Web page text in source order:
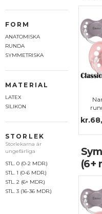
FORM
ANATOMISKA
RUNDA
SYMMETRISKA
MATERIAL
LATEX
SILIKON
STORLEK
Storlekarna är
ungefärliga
STL. 0 (0-2 MDR.)
STL. 1 (0-6 MDR.)
STL. 2 (6+ MDR.)
STL. 3 (16-36 MDR.)
(6+